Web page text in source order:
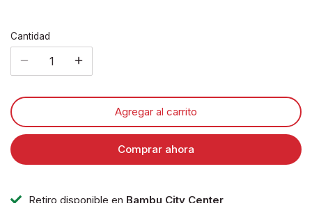
Cantidad
Agregar al carrito
Comprar ahora
Retiro disponible en Bambu City Center